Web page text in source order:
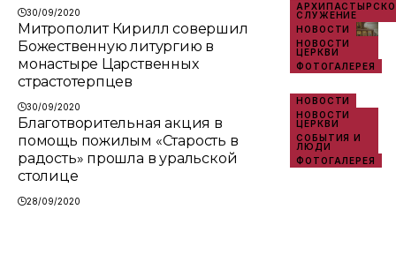
30/09/2020
СЛУЖЕНИЕ
НОВОСТИ
НОВОСТИ
ЦЕРКВИ
ФОТОГАЛЕРЕЯ
Митрополит Кирилл совершил
Божественную литургию в
монастыре Царственных
страстотерпцев
30/09/2020
НОВОСТИ
НОВОСТИ
ЦЕРКВИ
СОБЫТИЯ И
ЛЮДИ
ФОТОГАЛЕРЕЯ
Благотворительная акция в
помощь пожилым «Старость в
радость» прошла в уральской
столице
28/09/2020